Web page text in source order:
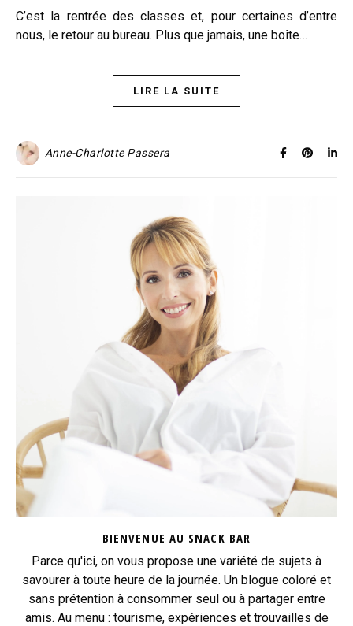
C’est la rentrée des classes et, pour certaines d’entre
nous, le retour au bureau. Plus que jamais, une boîte…
LIRE LA SUITE
Anne-Charlotte Passera
BIENVENUE AU SNACK BAR
Parce qu'ici, on vous propose une variété de sujets à
savourer à toute heure de la journée. Un blogue coloré et
sans prétention à consommer seul ou à partager entre
amis. Au menu : tourisme, expériences et trouvailles de